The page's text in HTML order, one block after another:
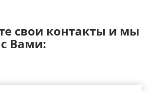
свои контакты и мы
Вами: